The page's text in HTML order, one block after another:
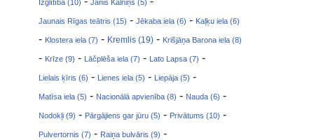
Izglītība (10) Jānis Kalniņš (5)
Jaunais Rīgas teātris (15) - Jēkaba iela (6) - Kaļķu iela (6)
- Klostera iela (7) - Kremlis (19) - Krišjāņa Barona iela (8)
- Krīze (9) - Lāčplēša iela (7) - Lato Lapsa (7) -
Lielais ķīris (6) - Lienes iela (5) - Liepāja (5) -
Matīsa iela (5) - Nacionālā apvienība (8) - Nauda (6) -
Nodokļi (9) - Pārgājiens gar jūru (5) - Privātums (10) -
Pulvertornis (7) - Raiņa bulvāris (9) -